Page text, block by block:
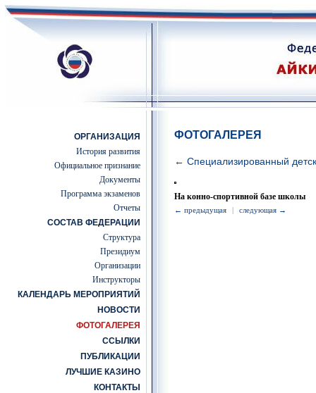
ОРГАНИЗАЦИЯ
История развития
Официальное признание
Документы
Программа экзаменов
Отчеты
СОСТАВ ФЕДЕРАЦИИ
Структура
Президиум
Организации
Инструкторы
КАЛЕНДАРЬ МЕРОПРИЯТИЙ
НОВОСТИ
ФОТОГАЛЕРЕЯ
ССЫЛКИ
ПУБЛИКАЦИИ
ЛУЧШИЕ КАЗИНО
КОНТАКТЫ
ФОТОГАЛЕРЕЯ
← Специализированный
На конно-спортивной базе школы
← предыдущая | следующая →